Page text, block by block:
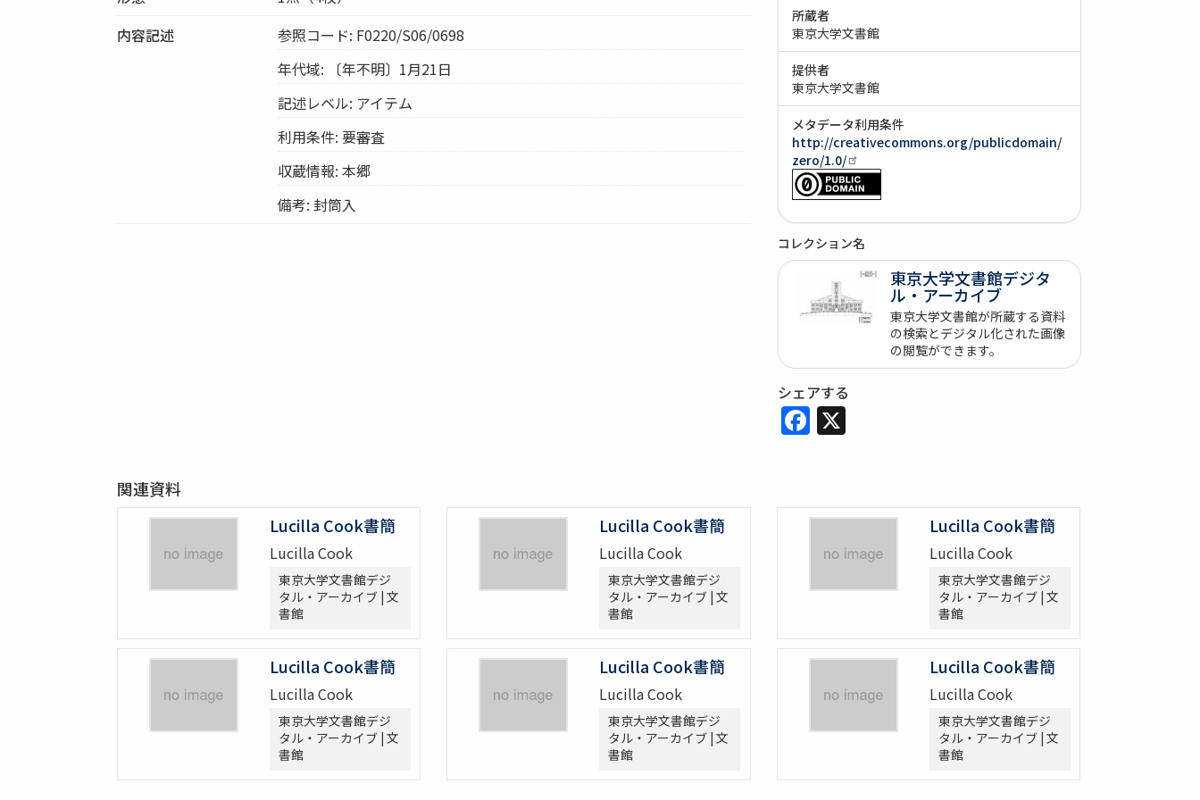
内容記述
参照コード: F0220/S06/0698
年代域: 〔年不明〕1月21日
記述レベル: アイテム
利用条件: 要審査
収蔵情報: 本郷
備考: 封筒入
所蔵者
東京大学文書館
提供者
東京大学文書館
メタデータ利用条件
http://creativecommons.org/publicdomain/
zero/1.0/
コレクション名
東京大学文書館デジタ
ル・アーカイブ
東京大学文書館が所蔵する資料
の検索とデジタル化された画像
の閲覧ができます。
シェアする
Facebook
X
関連資料
Lucilla Cook書簡
Lucilla Cook
東京大学文書館デジ
タル・アーカイブ | 文
書館
Lucilla Cook書簡
Lucilla Cook
東京大学文書館デジ
タル・アーカイブ | 文
書館
Lucilla Cook書簡
Lucilla Cook
東京大学文書館デジ
タル・アーカイブ | 文
書館
Lucilla Cook書簡
Lucilla Cook
東京大学文書館デジ
タル・アーカイブ | 文
書館
Lucilla Cook書簡
Lucilla Cook
東京大学文書館デジ
タル・アーカイブ | 文
書館
Lucilla Cook書簡
Lucilla Cook
東京大学文書館デジ
タル・アーカイブ | 文
書館